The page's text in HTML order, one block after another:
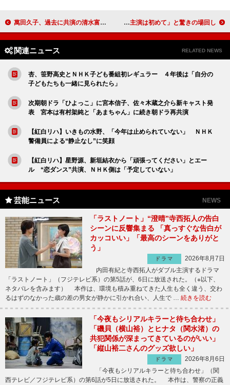
萬田久子、過去に共演の清水富美加にコメント 当時振り返り「本当にかわいい子」 神木隆之介、即席で１５分間の名司会ぶり発揮 「こんなにしゃべる主演は初めて」と驚きの場回し
関連ニュース RELATED NEWS
杏、笹野高史とＮＨＫ子ども番組初レギュラー ４年後は「自分の
子どもたちも一緒に見られたら」
次期朝ドラ「ひよっこ」に宮本信子、佐々木蔵之介ら新キャスト発
表 宮本は有村架純と「あまちゃん」に続き朝ドラ再共演
【紅白リハ】いきもの水野、「今年は止められていない」 ＮＨＫ
警備員による“静止なし”に笑顔
【紅白リハ】星野源、新垣結衣から「頑張ってください」とエー
ル “恋ダンス”共演、ＮＨＫ側は「予定していない」
芸能ニュース NEWS
「ラストノート」“澄晴”寺西拓人の告白
シーンに反響集まる 「真っすぐな告白が
カッコいい」「最高のシーンをありがと
う」
ドラマ
2026年8月7日
内田有紀と寺西拓人がダブル主演するドラマ
「ラストノート」（フジテレビ系）の第5話が、6日に放送された。（※以下、
ネタバレを含みます） 本作は、環境も積み重ねてきた人生も全く違う、交わ
るはずのなかった歳の差の男女が静かに引かれ合い、人生で … 続きを読む
「今夜もシリアルキラーと待ち合わせ」
「磯貝（横山裕）とヒナタ（関水渚）の
共犯関係が深まってきているのがいい」
「縦山裕二さんのグッズ欲しい」
ドラマ
2026年8月6日
「今夜もシリアルキラーと待ち合わせ」（関
西テレビ／フジテレビ系）の第6話が5日に放送された。 本作は、警察の正義